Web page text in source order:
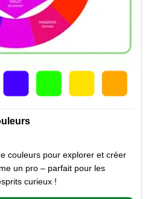
couleurs pour explorer et créer
un pro – parfait pour les
curieux !